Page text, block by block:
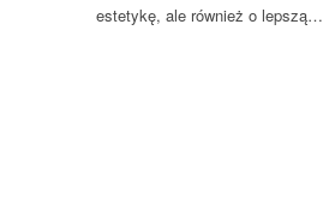
estetykę, ale również o lepszą…